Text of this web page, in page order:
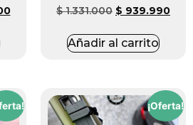
$1.331.000 $ 939.990
Añadir al carrito
¡Oferta!